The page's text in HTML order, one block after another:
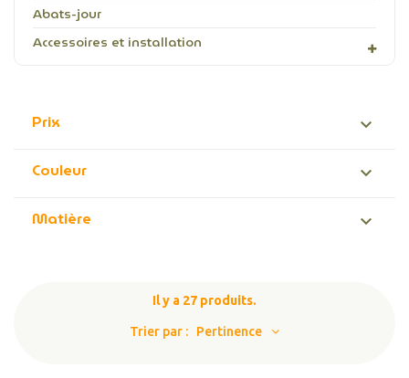
Abats-jour
Accessoires et installation
Prix 
Couleur 
Matière 
Il y a 27 produits.
Trier par : Pertinence